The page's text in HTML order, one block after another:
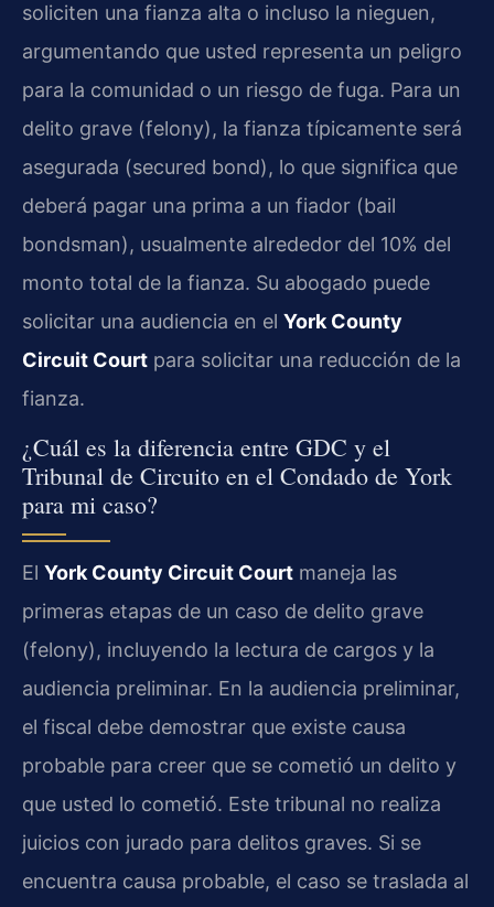
soliciten una fianza alta o incluso la nieguen,
argumentando que usted representa un peligro
para la comunidad o un riesgo de fuga. Para un
delito grave (felony), la fianza típicamente será
asegurada (secured bond), lo que significa que
deberá pagar una prima a un fiador (bail
bondsman), usualmente alrededor del 10% del
monto total de la fianza. Su abogado puede
solicitar una audiencia en el York County
Circuit Court para solicitar una reducción de la
fianza.
¿Cuál es la diferencia entre GDC y el
Tribunal de Circuito en el Condado de York
para mi caso?
El York County Circuit Court maneja las
primeras etapas de un caso de delito grave
(felony), incluyendo la lectura de cargos y la
audiencia preliminar. En la audiencia preliminar,
el fiscal debe demostrar que existe causa
probable para creer que se cometió un delito y
que usted lo cometió. Este tribunal no realiza
juicios con jurado para delitos graves. Si se
encuentra causa probable, el caso se traslada al